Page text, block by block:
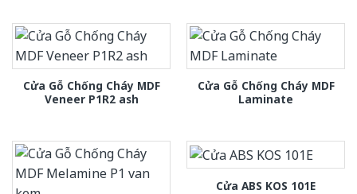
Cửa Gỗ Chống Cháy MDF
Veneer P1R2 ash
Cửa Gỗ Chống Cháy MDF
Laminate
Cửa ABS KOS 101E